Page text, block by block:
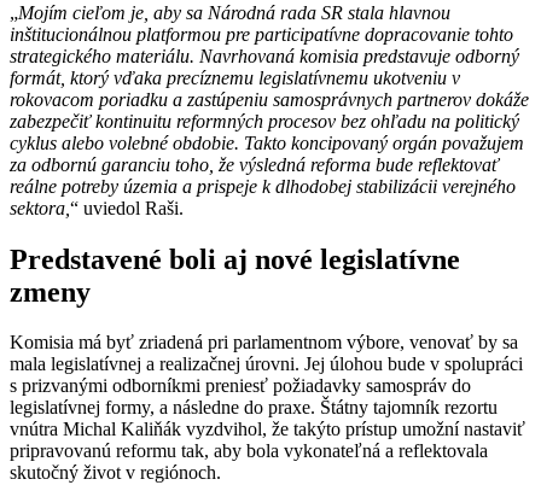
„Mojím cieľom je, aby sa Národná rada SR stala hlavnou
inštitucionálnou platformou pre participatívne dopracovanie tohto
strategického materiálu. Navrhovaná komisia predstavuje odborný
formát, ktorý vďaka precíznemu legislatívnemu ukotveniu v
rokovacom poriadku a zastúpeniu samosprávnych partnerov dokáže
zabezpečiť kontinuitu reformných procesov bez ohľadu na politický
cyklus alebo volebné obdobie. Takto koncipovaný orgán považujem
za odbornú garanciu toho, že výsledná reforma bude reflektovať
reálne potreby územia a prispeje k dlhodobej stabilizácii verejného
sektora, “ uviedol Raši.
Predstavené boli aj nové legislatívne
zmeny
Komisia má byť zriadená pri parlamentnom výbore, venovať by sa
mala legislatívnej a realizačnej úrovni. Jej úlohou bude v spolupráci
s prizvanými odborníkmi preniesť požiadavky samospráv do
legislatívnej formy, a následne do praxe. Štátny tajomník rezortu
vnútra Michal Kaliňák vyzdvihol, že takýto prístup umožní nastaviť
pripravovanú reformu tak, aby bola vykonateľná a reflektovala
skutočný život v regiónoch.